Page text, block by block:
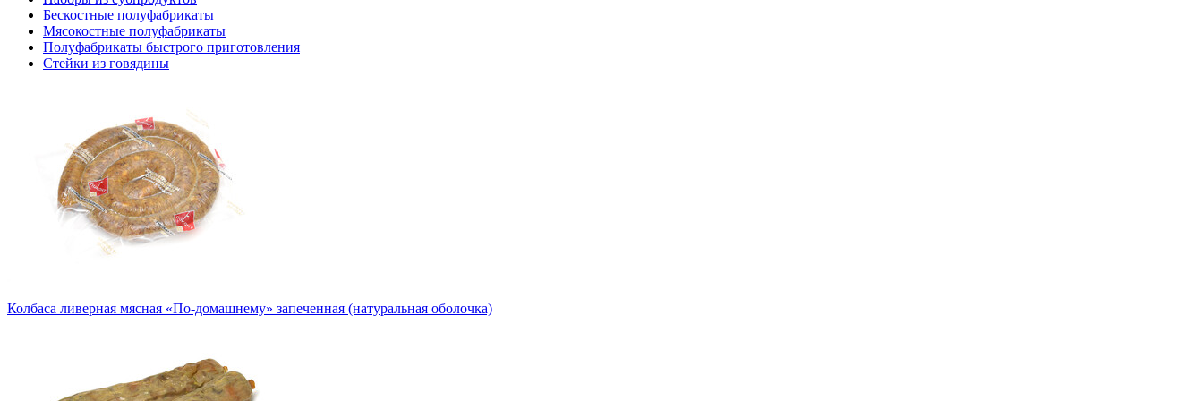
Бескостные полуфабрикаты
Мясокостные полуфабрикаты
Полуфабрикаты быстрого приготовления
Стейки из говядины
Колбаса ливерная мясная «По-домашнему» запеченная (натуральная оболочка)